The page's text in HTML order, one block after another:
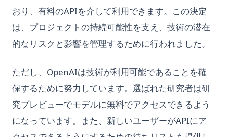
おり、有料のAPIを介して利用できます。この決定
は、プロジェクトの持続可能性を支え、技術の潜在
的なリスクと影響を管理するために行われました。
ただし、OpenAIは技術が利用可能であることを確
保するために努力しています。選ばれた研究者は研
究プレビューでモデルに無料でアクセスできるよう
になっています。また、新しいユーザーがAPIにア